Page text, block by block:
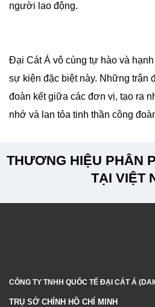
người lao động.
Đại Cát Á vô cùng tự hào và
sự kiện đặc biệt này. Những trận
đoàn kết giữa các đơn vị, tạo ra
nhớ và lan tỏa tinh thần công
THƯƠNG HIỆU PHÂN
TẠI VIỆT
CÔNG TY TNHH QUỐC TẾ ĐẠI CÁT Á
TRỤ SỞ CHÍNH HỒ CHÍ MINH